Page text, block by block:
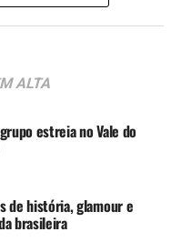
ALTA
estreia no Vale do
de história, glamour e
brasileira